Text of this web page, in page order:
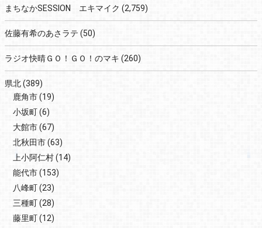
まちなかSESSION エキマイク (2,759)
佐藤有希のあさラテ (50)
ラジオ快晴ＧＯ！ＧＯ！のマキ (260)
県北(389)
鹿角市(19)
小坂町(6)
大館市(67)
北秋田市(63)
上小阿仁村(14)
能代市(153)
八峰町(23)
三種町(28)
藤里町(12)